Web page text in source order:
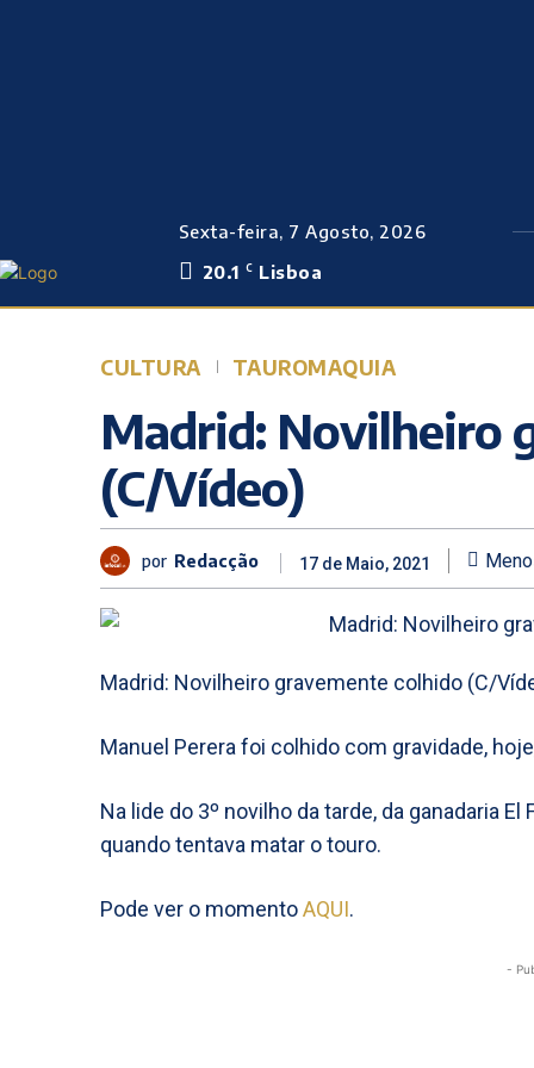
Sexta-feira, 7 Agosto, 2026
20.1 C Lisboa
CULTURA TAUROMAQUIA
Madrid: Novilheiro
(C/Vídeo)
por Redacção 17 de Maio, 2021
Madrid: Novilheiro gravemente colhido (C/
Manuel Perera foi colhido com gravidade,
Na lide do 3º novilho da tarde, da ganadaria
quando tentava matar o touro.
Pode ver o momentoAQUI.
-